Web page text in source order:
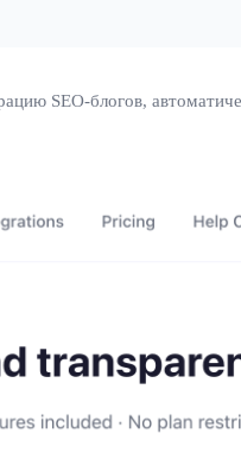
SEO-блогов,